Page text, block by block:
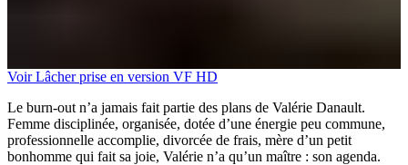
Voir Lâcher prise en version VF HD
Le burn-out n’a jamais fait partie des plans de Valérie Danault.
Femme disciplinée, organisée, dotée d’une énergie peu commune,
professionnelle accomplie, divorcée de frais, mère d’un petit
bonhomme qui fait sa joie, Valérie n’a qu’un maître : son agenda.